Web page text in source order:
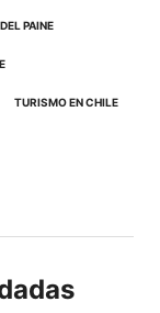
PAINE
TURISMO EN CHILE